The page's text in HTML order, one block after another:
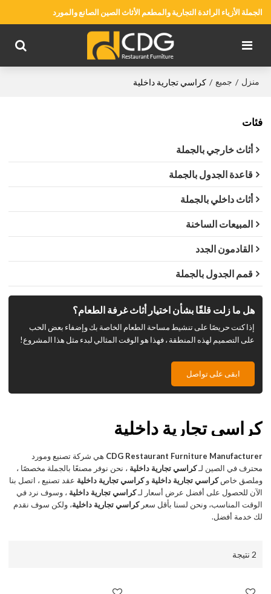
الجملة الأزياء الرائدة التجارية والمطعم الأثاث الصين الصانع والمورد
منزل / جميع / كراسي تجارية داخلية
فئات
أثاث خارجي بالجملة
قاعدة الجدول بالجملة
أثاث داخلي بالجملة
المبيعات الساخنة
القادمون الجدد
قمم الجدول بالجملة
هل ما زلت قلقًا بشأن اختيار أثاث غرفة الطعام؟
إذا كنت حريصًا على تنشيط مساحة الطعام الخاصة بك وإضفاء بعض الحب
على التصميم لهذه المنطقة ، فهذا هو الوقت المثالي لبدء مثل هذا المشروع!
ابقى على تواصل
كراسي تجارية داخلية
CDG Restaurant Furniture Manufacturer هي شركة تصنيع ومورد
محترف في الصين لـكراسي تجارية داخلية ، نحن نوفر مصنعًا بالجملة مخصصًا ،
وملصق خاصكراسي تجارية داخلية وكراسي تجارية داخلية عقد تصنيع ، اتصل بنا
الآن للحصول على أفضل عرض أسعار لـكراسي تجارية داخلية ، وسوف نرد في
الوقت المناسب، ونحن لسنا بأقل سعركراسي تجارية داخلية، ولكن سوف نقدم
لك خدمة أفضل.
2 نتيجة